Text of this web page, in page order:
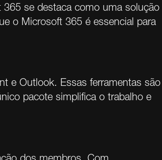
se destaca como uma solução
o Microsoft 365 é essencial para
e Outlook. Essas ferramentas são
pacote simplifica o trabalho e